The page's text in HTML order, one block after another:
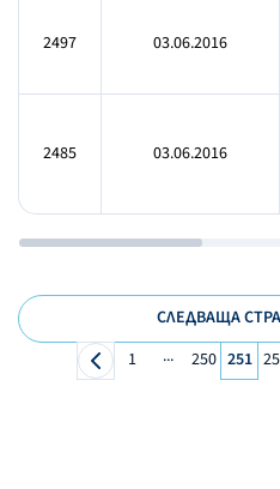
2497 03.06.2016
2485 03.06.2016
СЛЕДВАЩА
1
... 250 251